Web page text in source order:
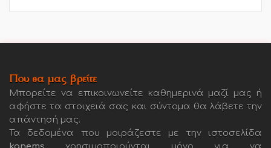
Που θα μας βρείτε
Μπορείτε να επικοινωνείτε καθημερινά μαζί μας ή
αφήστε τα στοιχειά σας και σύντομα θα λάβετε την
απάντησή μας.
Τα δεδομένα που μοιράζεστε με την ιστοσελίδα